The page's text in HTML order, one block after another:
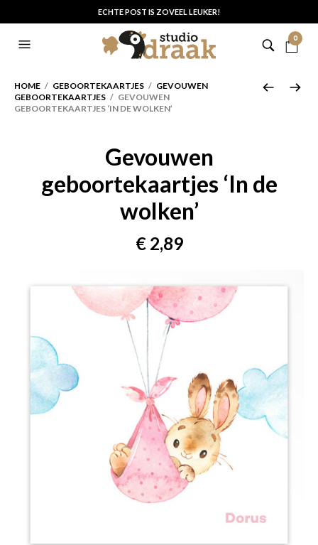
ECHTE POST IS ZOVEEL LEUKER!
0
HOME / GEBOORTEKAARTJES / GEVOUWEN
GEBOORTEKAARTJES / GEVOUWEN
GEBOORTEKAARTJES ‘IN DE WOLKEN’
Gevouwen
geboortekaartjes ‘In de
wolken’
€2,89